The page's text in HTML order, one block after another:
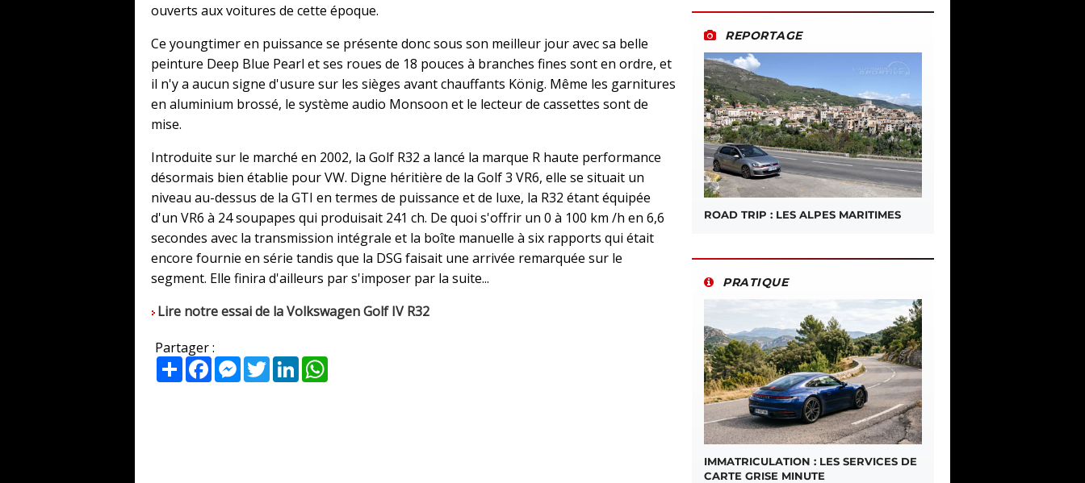
ouverts aux voitures de cette époque.
Ce youngtimer en puissance se présente donc sous son meilleur jour avec sa belle
peinture Deep Blue Pearl et ses roues de 18 pouces à branches fines sont en ordre, et
il n'y a aucun signe d'usure sur les sièges avant chauffants König. Même les garnitures
en aluminium brossé, le système audio Monsoon et le lecteur de cassettes sont de
mise.
Introduite sur le marché en 2002, la Golf R32 a lancé la marque R haute performance
désormais bien établie pour VW. Digne héritière de la Golf 3 VR6, elle se situait un
niveau au-dessus de la GTI en termes de puissance et de luxe, la R32 étant équipée
d'un VR6 à 24 soupapes qui produisait 241 ch. De quoi s'offrir un 0 à 100 km /h en 6,6
secondes avec la transmission intégrale et la boîte manuelle à six rapports qui était
encore fournie en série tandis que la DSG faisait une arrivée remarquée sur le
segment. Elle finira d'ailleurs par s'imposer par la suite...
Lire notre essai de la Volkswagen Golf IV R32
Partager :
PartagerFacebookMessenger
TwitterLinkedIn
REPORTAGE
ROAD TRIP : LES ALPES MARITIMES
PRATIQUE
IMMATRICULATION : LES SERVICES DE
CARTE GRISE MINUTE